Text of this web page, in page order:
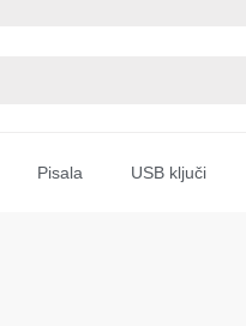
Pisala USB ključi